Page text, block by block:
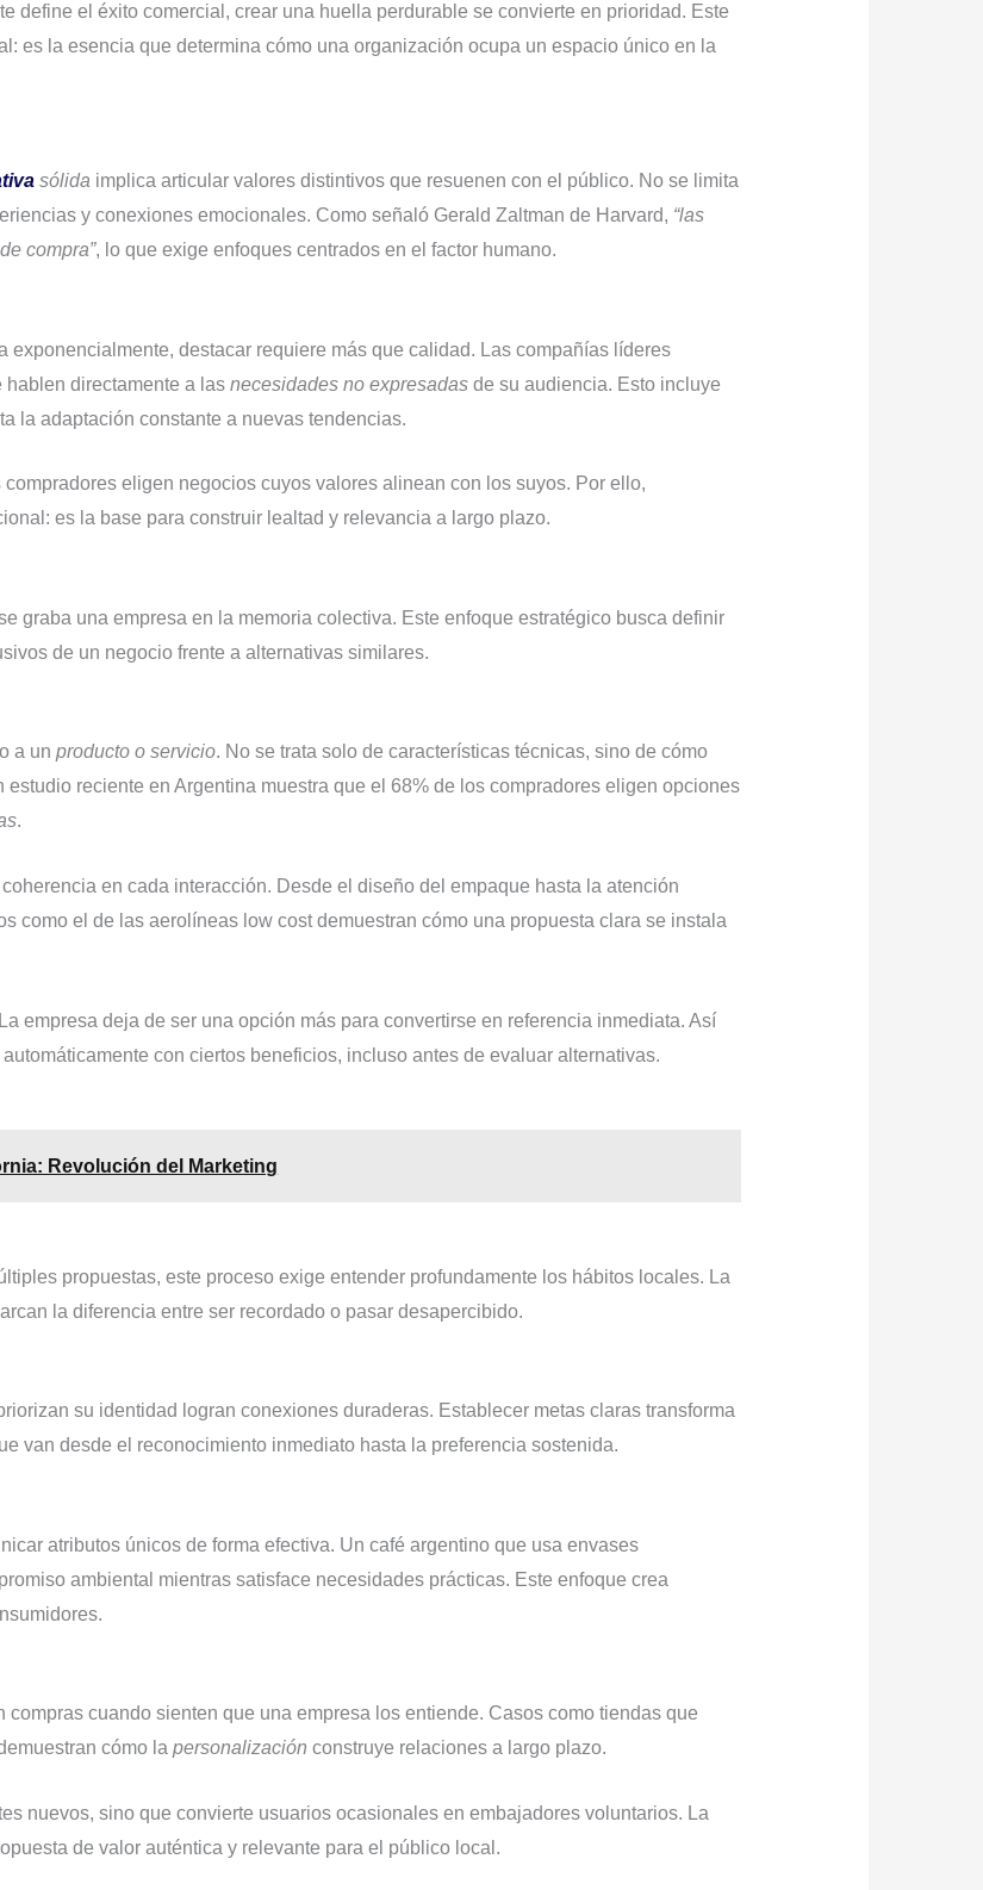
define el éxito comercial, crear una huella perdurable se convierte en prioridad. Este
es la esencia que determina cómo una organización ocupa un espacio único en la
sólida implica articular valores distintivos que resuenen con el público. No se limita
y conexiones emocionales. Como señaló Gerald Zaltman de Harvard, “las
compra”, lo que exige enfoques centrados en el factor humano.
exponencialmente, destacar requiere más que calidad. Las compañías líderes
hablen directamente a lasnecesidades no expresadas de su audiencia. Esto incluye
la adaptación constante a nuevas tendencias.
eligen negocios cuyos valores alinean con los suyos. Por ello,
es la base para construir lealtad y relevancia a largo plazo.
graba una empresa en la memoria colectiva. Este enfoque estratégico busca definir
de un negocio frente a alternativas similares.
a unproducto o servicio. No se trata solo de características técnicas, sino de cómo
reciente en Argentina muestra que el 68% de los compradores eligen opciones
.
en cada interacción. Desde el diseño del empaque hasta la atención
como el de las aerolíneas low cost demuestran cómo una propuesta clara se instala
empresa deja de ser una opción más para convertirse en referencia inmediata. Así
con ciertos beneficios, incluso antes de evaluar alternativas.
Revolución del Marketing
propuestas, este proceso exige entender profundamente los hábitos locales. La
la diferencia entre ser recordado o pasar desapercibido.
su identidad logran conexiones duraderas. Establecer metas claras transforma
van desde el reconocimiento inmediato hasta la preferencia sostenida.
atributos únicos de forma efectiva. Un café argentino que usa envases
ambiental mientras satisface necesidades prácticas. Este enfoque crea
compras cuando sienten que una empresa los entiende. Casos como tiendas que
cómo lapersonalización construye relaciones a largo plazo.
nuevos, sino que convierte usuarios ocasionales en embajadores voluntarios. La
de valor auténtica y relevante para el público local.